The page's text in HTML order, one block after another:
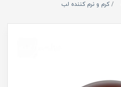
کرم و نرم کننده لب